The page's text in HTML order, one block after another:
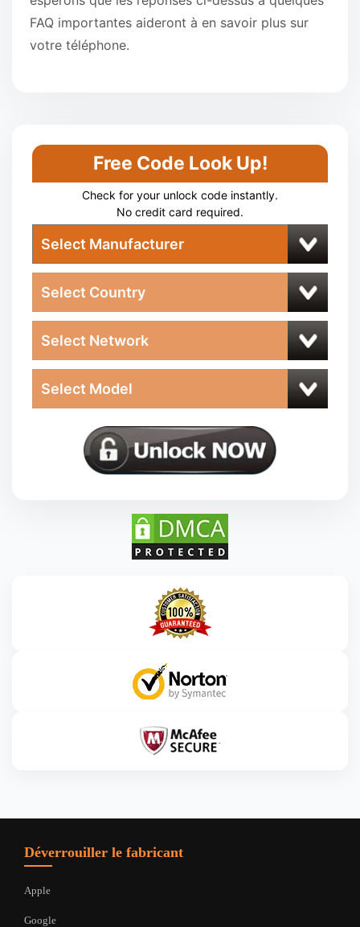
FAQ importantes aideront à en savoir plus sur
votre téléphone.
Free Code Look Up!
Check for your unlock code instantly.
No credit card required.
Déverrouiller le fabricant
Apple
Google